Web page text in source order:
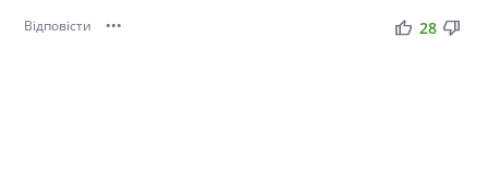
Відповісти ••• thumb_up thumb_down
28